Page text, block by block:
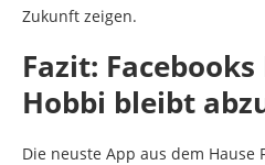
Zukunft zeigen.
Fazit:
Hobbi bleibt
Die neuste App aus dem Hause